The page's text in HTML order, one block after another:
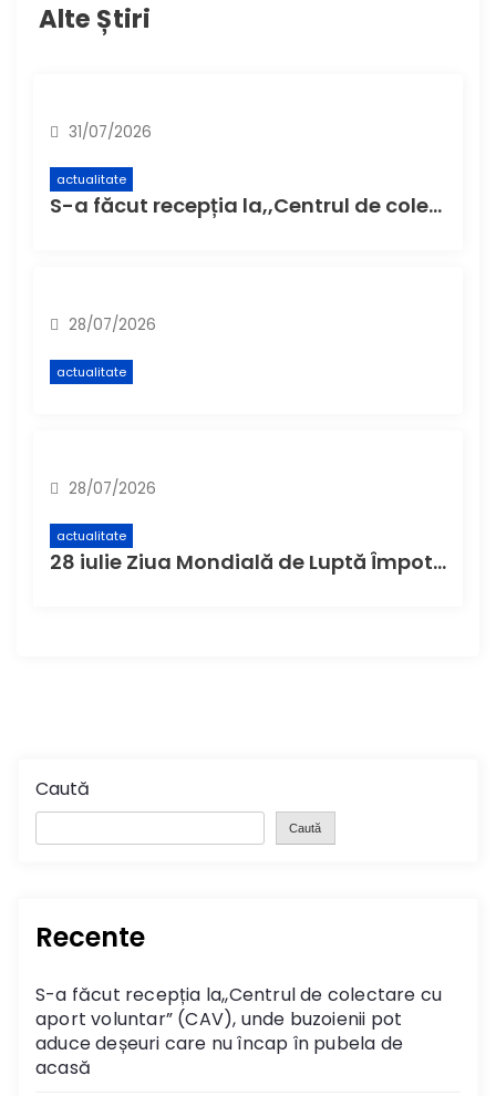
Alte Știri
31/07/2026
actualitate
S-a făcut recepția la,,Centrul de colectare cu aport voluntar” (CAV), unde buzoienii pot aduce deșeuri care nu încap în pubela de acasă
28/07/2026
actualitate
28/07/2026
actualitate
28 iulie Ziua Mondială de Luptă Împotriva Hepatitei
Caută
Caută
Recente
S-a făcut recepția la,,Centrul de colectare cu
aport voluntar” (CAV), unde buzoienii pot
aduce deșeuri care nu încap în pubela de
acasă